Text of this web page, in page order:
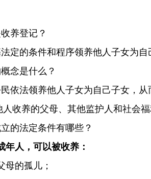
养登记？
定的条件和程序领养他人子女为
念是什么？
依法领养他人子女为自己子女，
收养的父母、其他监护人和社会
的法定条件有哪些？
年人，可以被收养：
母的孤儿；